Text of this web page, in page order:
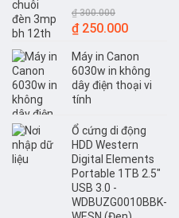
₫300.000
Giá
là:
₫ 300.000.
₫250.000Giá
tại
là:
₫ 250.000.
Máy in Canon
6030w in không
dây điện thoại vi
tính
Ổ cứng di động
HDD Western
Digital Elements
Portable 1TB 2.5"
USB 3.0 -
WDBUZG0010BBK-